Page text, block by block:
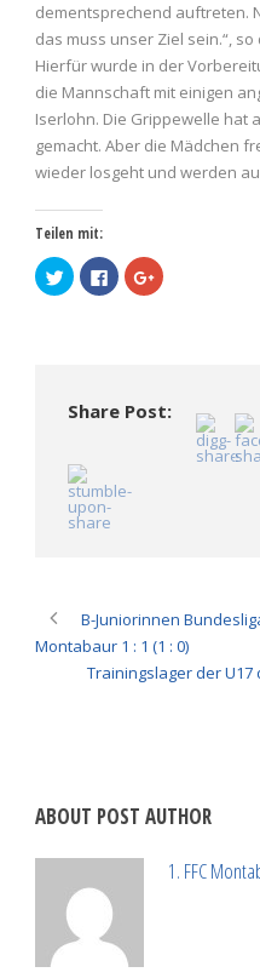
dementsprechend auftreten.
das muss unser Ziel sein.“,
Hierfür wurde in der
die Mannschaft mit einigen
Iserlohn. Die Grippewelle hat
gemacht. Aber die Mädchen
wieder losgeht und werden
Teilen mit:
Klick,
um
über
Fenster
geöffnet)
Klick,
um
Fenster
geöffnet)
Zum
Teilen
geöffnet)
Share Post:
B-Juniorinnen
Montabaur 1 : 1 (1 : 0)
Trainingslager der U17
ABOUT POST AUTHOR
1. FFC